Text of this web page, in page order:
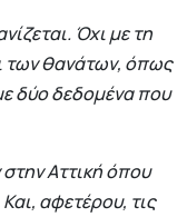
Όχι με τη
των θανάτων, όπως
δύο δεδομένα που
Αττική όπου
αφετέρου, τις